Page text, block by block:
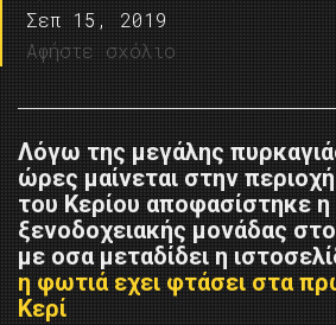
Σεπ 15, 2019
Αφήστε σχόλιο
Λόγω της μεγάλης
ώρες μαίνεται στην
του Κερίου αποφασίστηκε
ξενοδοχειακής μονάδας
με οσα μεταδίδει η
η φωτιά εχει φτάσει στα
Κερί